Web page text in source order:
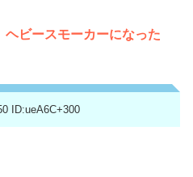
ヘビースモーカーになった
ID:ueA6C+300